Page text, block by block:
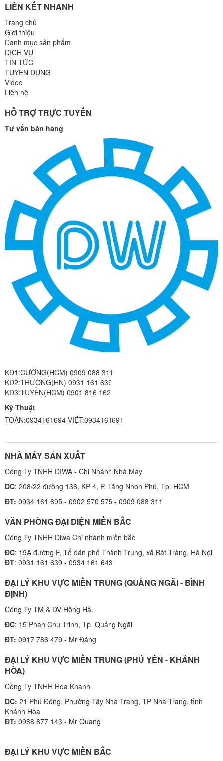
LIÊN KẾT NHANH
Trang chủ
Giới thiệu
Danh mục sản phẩm
DỊCH VỤ
TIN TỨC
TUYỂN DỤNG
Video
Liên hệ
HỖ TRỢ TRỰC TUYẾN
Tư vấn bán hàng
KD1:CƯỜNG(HCM) 0909 088 311
KD2:TRƯỜNG(HN) 0931 161 639
KD3:TUYỀN(HCM) 0901 816 162
Kỹ Thuật
TOÀN:0934161694 VIỆT:0934161691
NHÀ MÁY SẢN XUẤT
Công Ty TNHH DIWA - Chi Nhánh Nhà Máy
DC: 208/22 đường 138, KP 4, P. Tăng Nhơn Phú, Tp. HCM
ĐT: 0934 161 695 - 0902 570 575 - 0909 088 311
VĂN PHÒNG ĐẠI DIỆN MIỀN BẮC
Công Ty TNHH Diwa Chi nhánh miền bắc
ĐC: 19A đường F, Tổ dân phố Thành Trung, xã Bát Tràng, Hà Nội
ĐT: 0931 161 639 - 0934 161 643
ĐẠI LÝ KHU VỰC MIỀN TRUNG (QUẢNG NGÃI - BÌNH
ĐỊNH)
Công Ty TM & DV Hồng Hà.
ĐC: 15 Phan Chu Trinh, Tp. Quảng Ngãi
ĐT: 0917 786 479 - Mr Đáng
ĐẠI LÝ KHU VỰC MIỀN TRUNG (PHÚ YÊN - KHÁNH
HÒA)
Công Ty TNHH Hoa Khanh
DC: 21 Phú Đông, Phường Tây Nha Trang, TP Nha Trang, tỉnh
Khánh Hòa
ĐT: 0988 877 143 - Mr Quang
ĐẠI LÝ KHU VỰC MIỀN BẮC